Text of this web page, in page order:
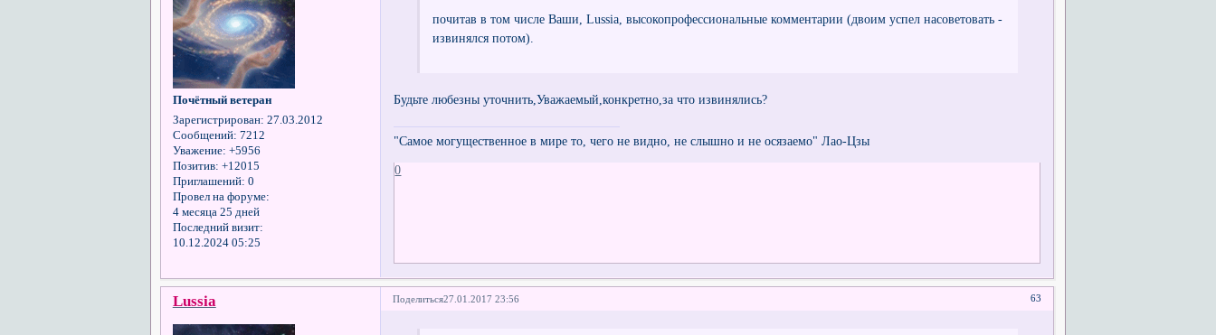
Почётный ветеран
Зарегистрирован: 27.03.2012
Сообщений: 7212
Уважение: +5956
Позитив: +12015
Приглашений: 0
Провел на форуме:
4 месяца 25 дней
Последний визит:
10.12.2024 05:25
почитав в том числе Ваши, Lussia, высокопрофессиональные комментарии (двоим успел насоветовать -
извинялся потом).
Будьте любезны уточнить,Уважаемый,конкретно,за что извинялись?
"Самое могущественное в мире то, чего не видно, не слышно и не осязаемо" Лао-Цзы
0
Поделиться 63
27.01.2017 23:56
Lussia